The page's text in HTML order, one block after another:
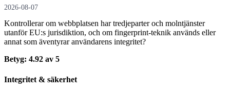
2026-08-07
Kontrollerar om webbplatsen har tredjeparter och molntjänster
utanför EU:s jurisdiktion, och om fingerprint-teknik används eller
annat som äventyrar användarens integritet?
Betyg: 4.92 av 5
Integritet & säkerhet